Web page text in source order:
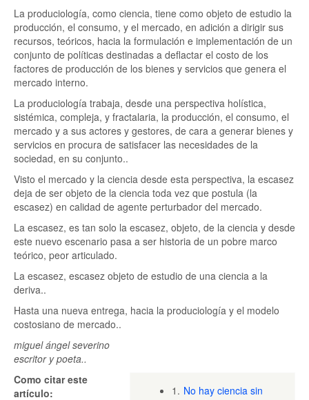
La produciología, como ciencia, tiene como objeto de estudio la
producción, el consumo, y el mercado, en adición a dirigir sus
recursos, teóricos, hacia la formulación e implementación de un
conjunto de políticas destinadas a deflactar el costo de los
factores de producción de los bienes y servicios que genera el
mercado interno.
La produciología trabaja, desde una perspectiva holística,
sistémica, compleja, y fractalaria, la producción, el consumo, el
mercado y a sus actores y gestores, de cara a generar bienes y
servicios en procura de satisfacer las necesidades de la
sociedad, en su conjunto..
Visto el mercado y la ciencia desde esta perspectiva, la escasez
deja de ser objeto de la ciencia toda vez que postula (la
escasez) en calidad de agente perturbador del mercado.
La escasez, es tan solo la escasez, objeto, de la ciencia y desde
este nuevo escenario pasa a ser historia de un pobre marco
teórico, peor articulado.
La escasez, escasez objeto de estudio de una ciencia a la
deriva..
Hasta una nueva entrega, hacia la produciología y el modelo
costosiano de mercado..
miguel ángel severino
escritor y poeta..
1. No hay ciencia sin
Como citar este
artículo: